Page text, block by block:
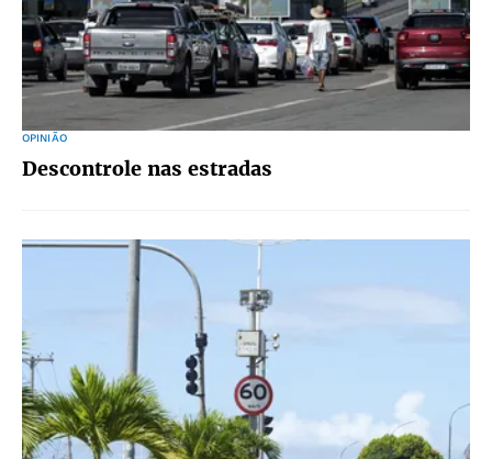
OPINIÃO
Descontrole nas estradas